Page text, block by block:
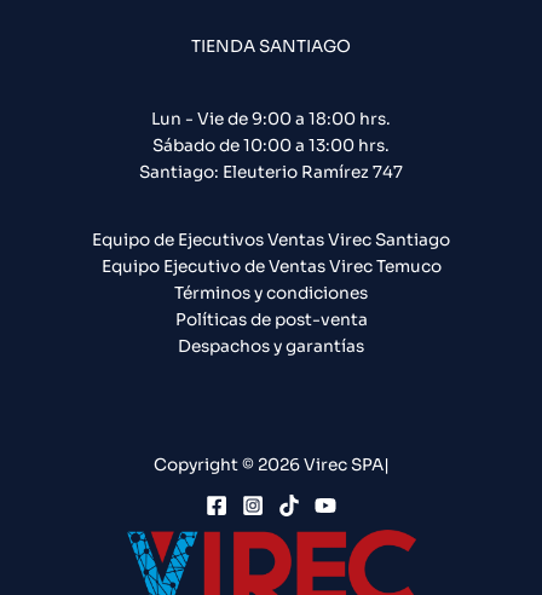
TIENDA SANTIAGO
Lun - Vie de 9:00 a 18:00 hrs.
Sábado de 10:00 a 13:00 hrs.
Santiago: Eleuterio Ramírez 747​
Equipo de Ejecutivos Ventas Virec Santiago
Equipo Ejecutivo de Ventas Virec Temuco
Términos y condiciones
Políticas de post-venta
Despachos y garantías
Copyright © 2026 Virec SPA|